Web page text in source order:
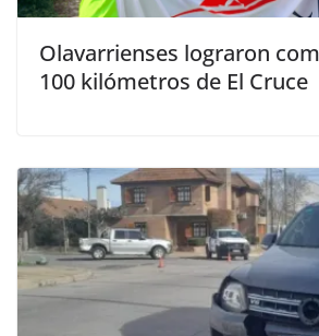
Olavarrienses lograron
100 kilómetros de El Cruce